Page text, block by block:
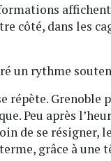
côté, dans les
un rythme
répète. Grenoble
Peu après
de se résigner,
grâce à une